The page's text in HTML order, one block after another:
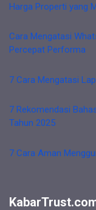
Harga Properti yang
Cara Mengatasi
Percepat Performa
7 Cara Mengatasi
7 Rekomendasi
Tahun 2025
7 Cara Aman